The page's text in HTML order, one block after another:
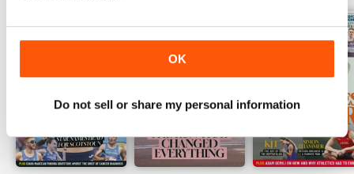
OK
Do not sell or share my personal information